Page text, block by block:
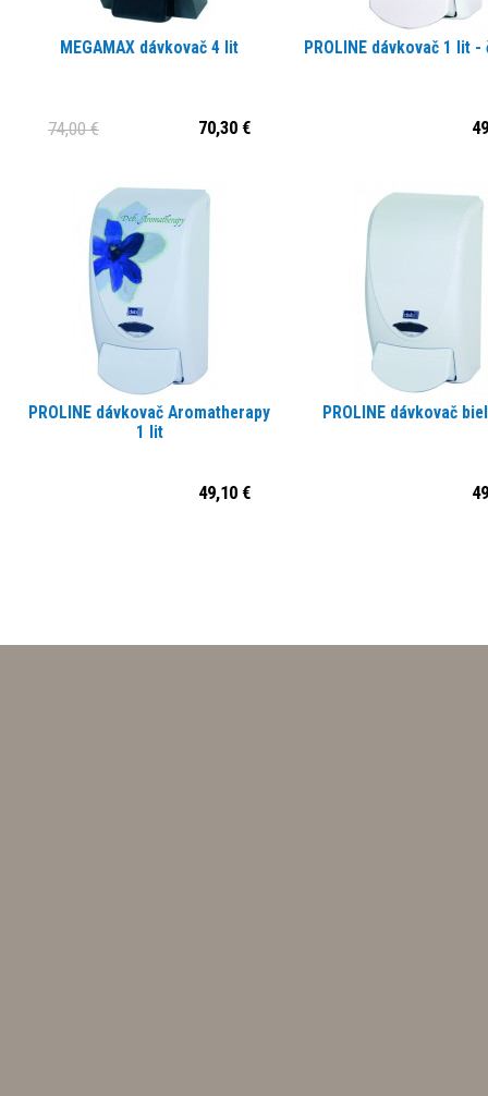
MEGAMAX dávkovač 4 lit
70,30 €
74,00 €
PROLINE dávkovač 1 lit -
PROLINE dávkovač Aromatherapy
1 lit
49,10 €
PROLINE dávkovač